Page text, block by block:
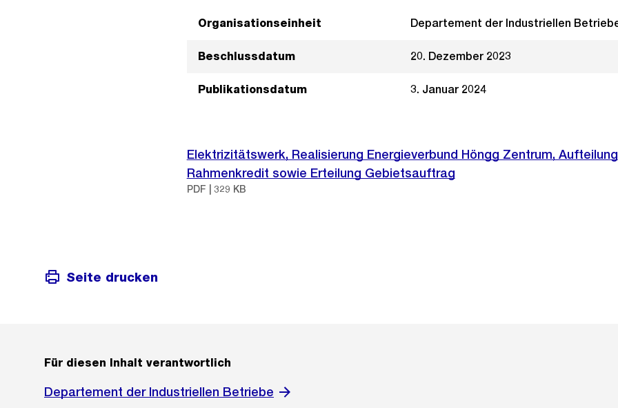
Organisationseinheit Departement der Industriellen
Beschlussdatum 20. Dezember 2023
Publikationsdatum 3. Januar 2024
Elektrizitätswerk, Realisierung Energieverbund Höngg Zentrum, Aufteilung
Rahmenkredit sowie Erteilung Gebietsauftrag
PDF | 329 KB
Seite drucken
Für diesen Inhalt verantwortlich
Departement der Industriellen Betriebe